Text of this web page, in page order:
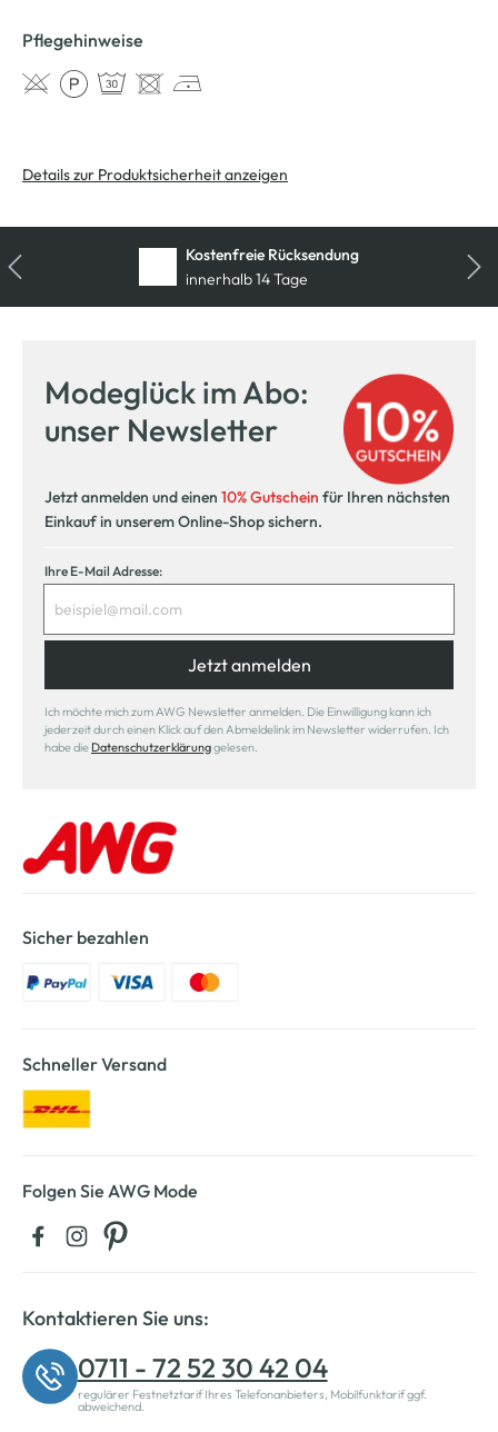
Pflegehinweise
Details zur Produktsicherheit anzeigen
Kostenfreie Rücksendung
innerhalb 14 Tage
Modeglück im Abo:
unser Newsletter
Jetzt anmelden und einen 10% Gutschein für Ihren nächsten
Einkauf in unserem Online-Shop sichern.
Ihre E-Mail Adresse:
Jetzt anmelden
Ich möchte mich zum AWG Newsletter anmelden. Die Einwilligung kann ich
jederzeit durch einen Klick auf den Abmeldelink im Newsletter widerrufen. Ich
habe die Datenschutzerklärunggelesen.
Sicher bezahlen
Schneller Versand
Folgen Sie AWG Mode
Kontaktieren Sie uns:
0711 - 72 52 30 42 04
regulärer Festnetztarif Ihres Telefonanbieters, Mobilfunktarif ggf.
abweichend.